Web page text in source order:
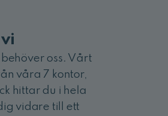
oss. Vårt
våra 7 kontor,
hittar du i hela
vidare till ett